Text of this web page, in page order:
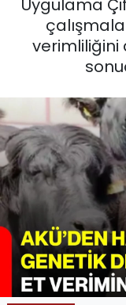
Uygulama
verimliliğini
EĞİTİM
MAGAZİN
SPOR
11:11
Son Dakika
Haber